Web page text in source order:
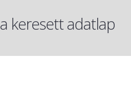
keresett adatlap